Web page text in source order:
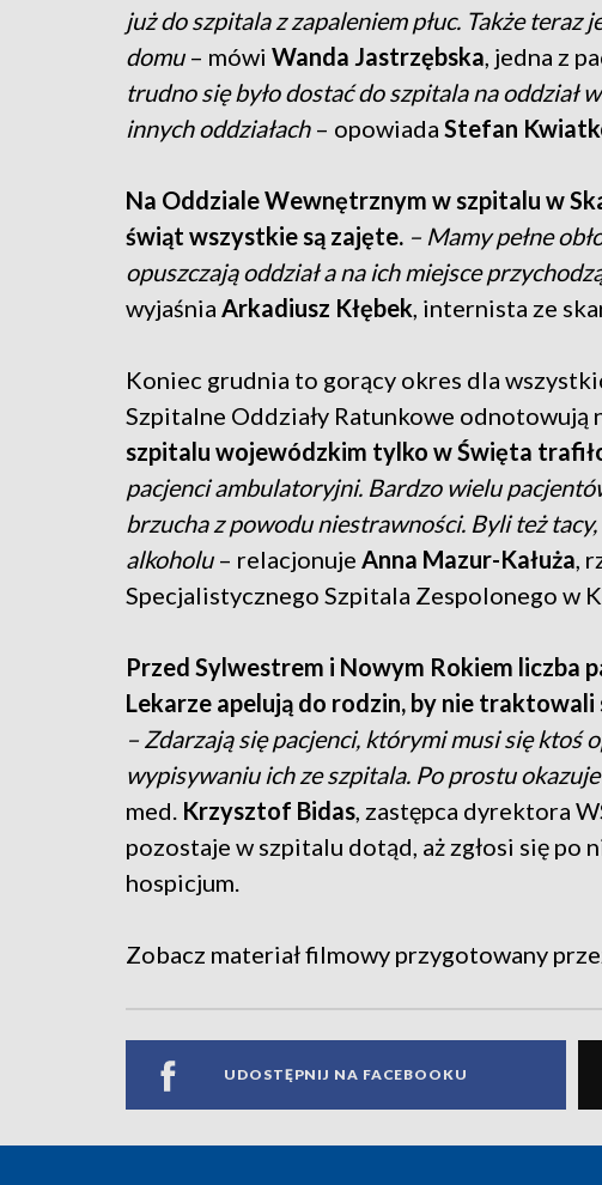
już do szpitala z zapaleniem płuc. Także
domu– mówi Wanda Jastrzębska , jedna z
trudno się było dostać do szpitala na oddział
innych oddziałach– opowiada Stefan
Na Oddziale Wewnętrznym w szpitalu w
świąt wszystkie są zajęte. – Mamy pełne
opuszczają oddział a na ich miejsce
wyjaśnia Arkadiusz Kłębek , internista ze
Koniec grudnia to gorący okres dla
Szpitalne Oddziały Ratunkowe odnotowują
szpitalu wojewódzkim tylko w Święta
pacjenci ambulatoryjni. Bardzo wielu
brzucha z powodu niestrawności. Byli też
alkoholu – relacjonuje Anna Mazur-Kałuża ,
Specjalistycznego Szpitala Zespolonego w
Przed Sylwestrem i Nowym Rokiem liczba
Lekarze apelują do rodzin, by nie
– Zdarzają się pacjenci, którymi musi się ktoś
wypisywaniu ich ze szpitala. Po prostu
med. Krzysztof Bidas , zastępca dyrektora
pozostaje w szpitalu dotąd, aż zgłosi się po
hospicjum.
Zobacz materiał filmowy przygotowany
UDOSTĘPNIJ NA FACEBOOKU